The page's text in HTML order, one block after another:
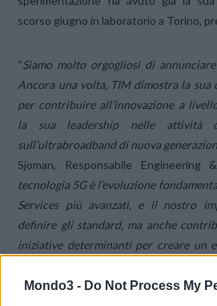
Mondo3 - Do Not Process My
scorso giugno in laboratorio a Torino,
“Siamo molto orgogliosi di
Ancora una volta, TIM dimostra la sua
per contribuire all’innovazione a
la sua leadership nelle attività
sull’ultrabroadband di nuova
Sjoman, Responsabile
tecnologia 5G è l’evoluzione
Services più avanzati, e il nostro
definire gli standard, ma anche
iniziative determinanti per creare un